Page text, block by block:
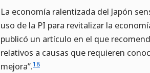
La economía ralentizada del Japón
uso de la PI para revitalizar la
publicó un artículo en el que
relativos a causas que requieren
mejora”.18